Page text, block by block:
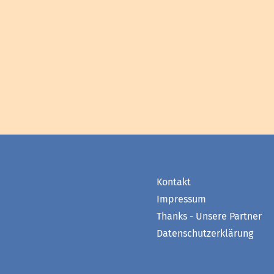
Kontakt
Impressum
Thanks - Unsere Partner
Datenschutzerklärung